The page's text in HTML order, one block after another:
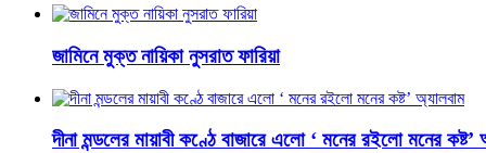
জামিনে মুক্ত নায়িকা নুসরাত ফারিয়া
দীনা মন্ডলের মায়াবী কণ্ঠে বাজারে এলো ‘ মনের রইলো মনের কষ্ট’